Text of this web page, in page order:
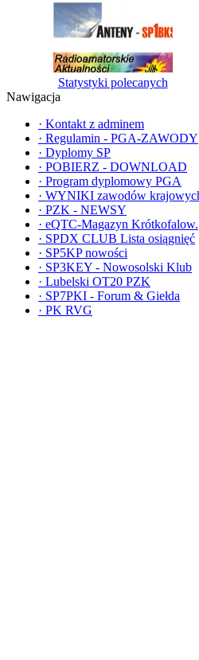
Statystyki polecanych
Nawigacja
· Kontakt z adminem
· Regulamin - PGA-ZAWODY
· Dyplomy SP
· POBIERZ - DOWNLOAD
· Program dyplomowy PGA
· WYNIKI zawodów
· PZK - NEWSY
· eQTC-Magazyn Krótkofalow.
· SPDX CLUB Lista osiągnięć
· SP5KP nowości
· SP3KEY - Nowosolski Klub
· Lubelski OT20 PZK
· SP7PKI - Forum & Giełda
· PK RVG